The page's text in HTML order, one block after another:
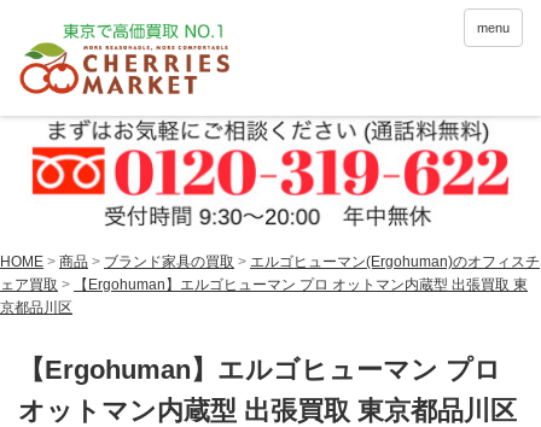
menu
HOME > 商品 > ブランド家具の買取 > エルゴヒューマン(Ergohuman)のオフィスチ
ェア買取 >
【Ergohuman】エルゴヒューマン プロ オットマン内蔵型 出張買取 東
京都品川区
【Ergohuman】エルゴヒューマン プロ
オットマン内蔵型 出張買取 東京都品川区